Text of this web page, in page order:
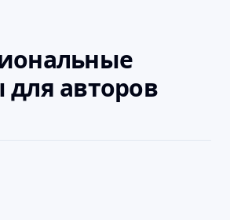
авторов